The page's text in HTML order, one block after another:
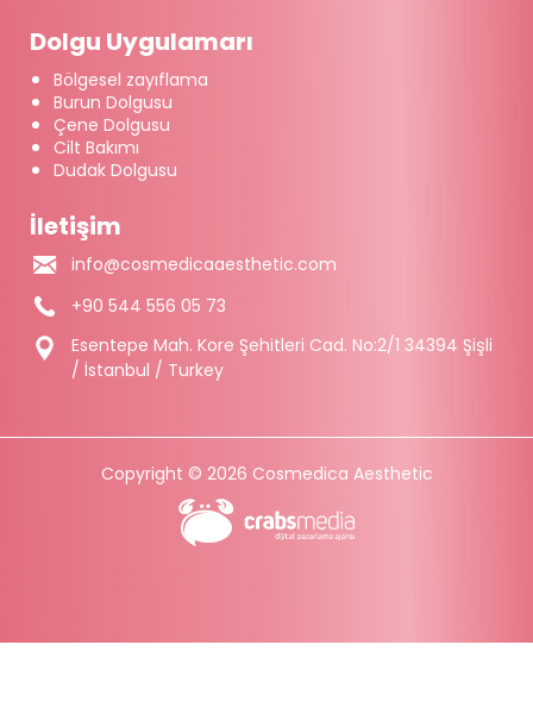
Dolgu Uygulamarı
Bölgesel zayıflama
Burun Dolgusu
Çene Dolgusu
Cilt Bakımı
Dudak Dolgusu
İletişim
info@cosmedicaaesthetic.com
+90 544 556 05 73
Esentepe Mah. Kore Şehitleri Cad. No:2/1 34394 Şişli
/ İstanbul / Turkey
Copyright © 2026 Cosmedica Aesthetic